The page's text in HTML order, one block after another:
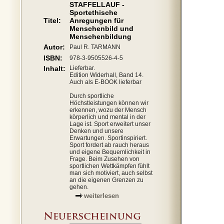
Titel:
STAFFELLAUF -
Sportethische
Anregungen für
Menschenbild und
Menschenbildung
Autor:
Paul R. TARMANN
ISBN: 978-3-9505526-4-5
Inhalt:
Lieferbar.
Edition Widerhall, Band 14.
Auch als E-BOOK lieferbar
Durch sportliche
Höchstleistungen können wir
erkennen, wozu der Mensch
körperlich und mental in der
Lage ist. Sport erweitert unser
Denken und unsere
Erwartungen. Sportinspiriert.
Sport fordert ab rauch heraus
und eigene Bequemlichkeit in
Frage. Beim Zusehen von
sportlichen Wettkämpfen fühlt
man sich motiviert, auch selbst
an die eigenen Grenzen zu
gehen.
weiterlesen